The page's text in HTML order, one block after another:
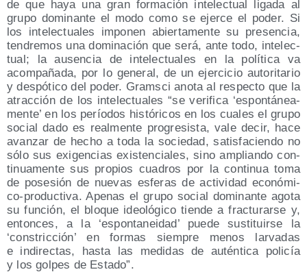
de que haya una gran for­ma­ción inte­lec­tual liga­da al
gru­po domi­nan­te el modo como se ejer­ce el poder. Si
los inte­lec­tua­les impo­nen abier­ta­men­te su pre­sen­cia,
ten­dre­mos una domi­na­ción que será, ante todo, inte­lec­
tual; la ausen­cia de inte­lec­tua­les en la polí­ti­ca va
acom­pa­ña­da, por lo gene­ral, de un ejer­ci­cio auto­ri­ta­rio
y des­pó­ti­co del poder. Grams­ci ano­ta al res­pec­to que la
atrac­ción de los inte­lec­tua­les “se veri­fi­ca ‘espon­tá­nea­
men­te’ en los perío­dos his­tó­ri­cos en los cua­les el gru­po
social dado es real­men­te pro­gre­sis­ta, vale decir, hace
avan­zar de hecho a toda la socie­dad, satis­fa­cien­do no
sólo sus exi­gen­cias exis­ten­cia­les, sino amplian­do con­
ti­nua­men­te sus pro­pios cua­dros por la con­ti­nua toma
de pose­sión de nue­vas esfe­ras de acti­vi­dad eco­nó­mi­
co-pro­duc­ti­va. Ape­nas el gru­po social domi­nan­te ago­ta
su fun­ción, el blo­que ideo­ló­gi­co tien­de a frac­tu­rar­se y,
enton­ces, a la ‘espon­ta­nei­dad’ pue­de sus­ti­tuir­se la
‘cons­tric­ción’ en for­mas siem­pre menos lar­va­das
e indi­rec­tas, has­ta las medi­das de autén­ti­ca poli­cía
y los gol­pes de Estado”.